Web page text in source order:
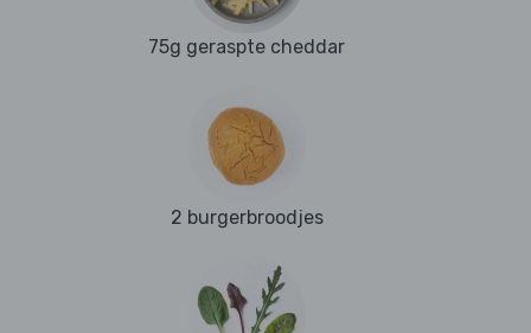
75g geraspte cheddar
2 burgerbroodjes